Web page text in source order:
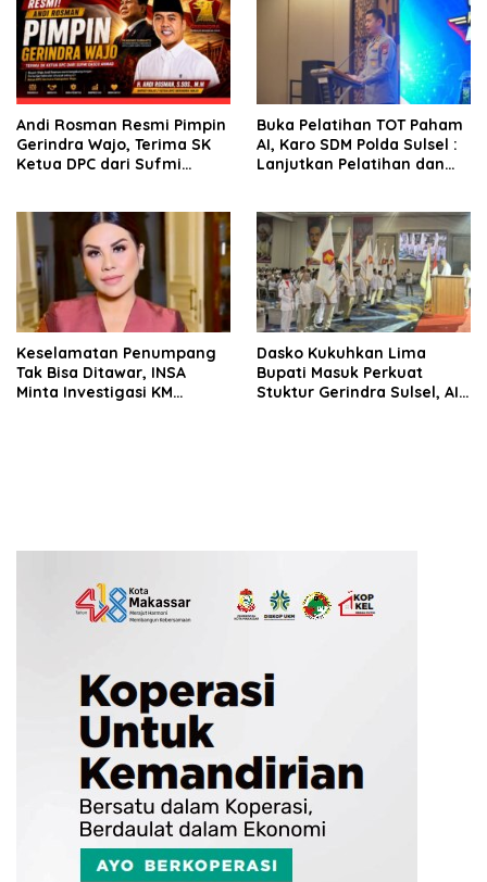
Andi Rosman Resmi Pimpin
Gerindra Wajo, Terima SK
Ketua DPC dari Sufmi
Buka Pelatihan TOT Paham
AI, Karo SDM Polda Sulsel :
Lanjutkan Pelatihan dan
Keselamatan Penumpang
Tak Bisa Ditawar, INSA
Minta Investigasi KM
Dasko Kukuhkan Lima
Bupati Masuk Perkuat
Stuktur Gerindra Sulsel, AIA